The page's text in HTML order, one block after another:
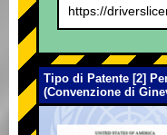
https://
Tipo di Patente [2]
(Convenzione di